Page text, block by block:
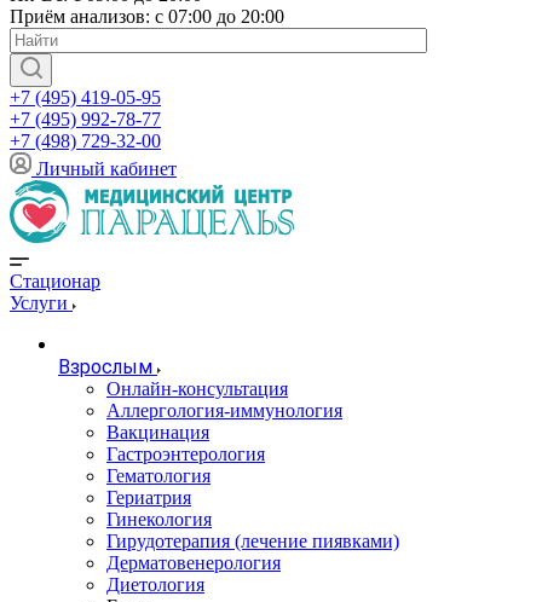
Приём анализов: с 07:00 до 20:00
+7 (495) 419-05-95
+7 (495) 992-78-77
+7 (498) 729-32-00
Личный кабинет
Стационар
Услуги
Взрослым
Онлайн-консультация
Аллергология-иммунология
Вакцинация
Гастроэнтерология
Гематология
Гериатрия
Гинекология
Гирудотерапия (лечение пиявками)
Дерматовенерология
Диетология